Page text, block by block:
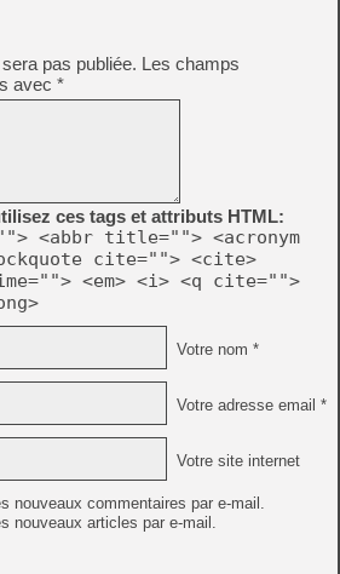
pas publiée. Les champs
avec *
ces tags et attributs HTML:
<abbr title=""> <acronym
cite=""> <cite>
<em> <i> <q cite="">
Votre nom *
Votre adresse email *
Votre site internet
nouveaux commentaires par e-mail.
nouveaux articles par e-mail.